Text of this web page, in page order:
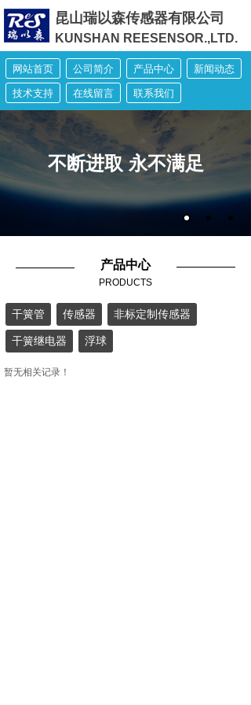
昆山瑞以森传感器有限公司
KUNSHAN REESENSOR.,LTD.
网站首页 公司简介 产品中心 新闻动态
技术支持 在线留言 联系我们
不断进取 永不满足
产品中心
PRODUCTS
干簧管 传感器 非标定制传感器
干簧继电器 浮球
暂无相关记录！